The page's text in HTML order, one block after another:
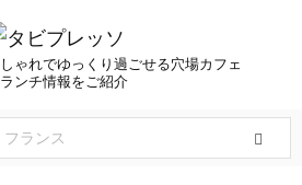
ゃれでゆっくり過ごせる穴場カフェ
ンチ情報をご紹介